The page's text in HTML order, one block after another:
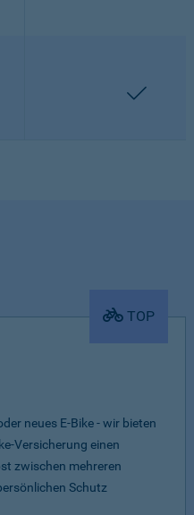
TOP
neues E-Bike - wir bieten
Versicherung einen
zwischen mehreren
Schutz